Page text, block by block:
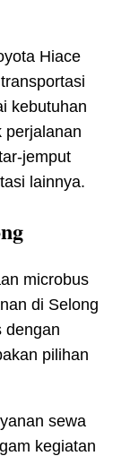
Hiace
kebutuhan
perjalanan
jemput
lainnya.
microbus
di Selong
dengan
pilihan
sewa
kegiatan